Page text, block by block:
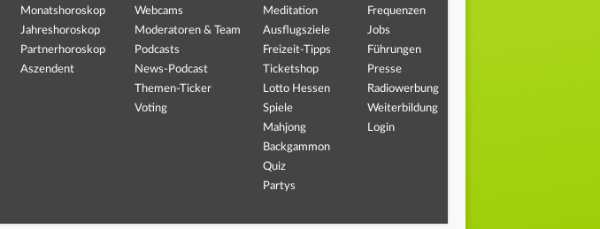
Monatshoroskop
Jahreshoroskop
Partnerhoroskop
Aszendent
Webcams
Moderatoren & Team
Podcasts
News-Podcast
Themen-Ticker
Voting
Meditation
Ausflugsziele
Freizeit-Tipps
Ticketshop
Lotto Hessen
Spiele
Mahjong
Backgammon
Quiz
Partys
Frequenzen
Jobs
Führungen
Presse
Radiowerbung
Weiterbildung
Login